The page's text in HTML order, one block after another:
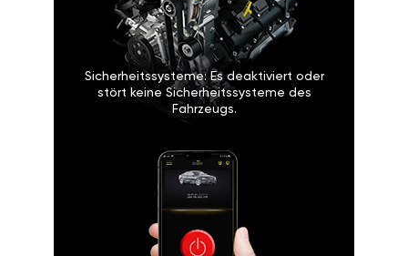
Sicherheitssysteme: Es deaktiviert oder
stört keine Sicherheitssysteme des
Fahrzeugs.